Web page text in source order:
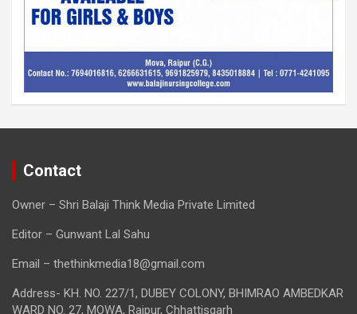
Contact
Owner – Shri Balaji Think Media Private Limited
Editor – Gunwant Lal Sahu
Email – thethinkmedia18@gmail.com
Address- KH. NO. 227/1, DUBEY COLONY, BHIMRAO AMBEDKAR
WARD NO. 27, MOWA, Raipur, Chhattisgarh